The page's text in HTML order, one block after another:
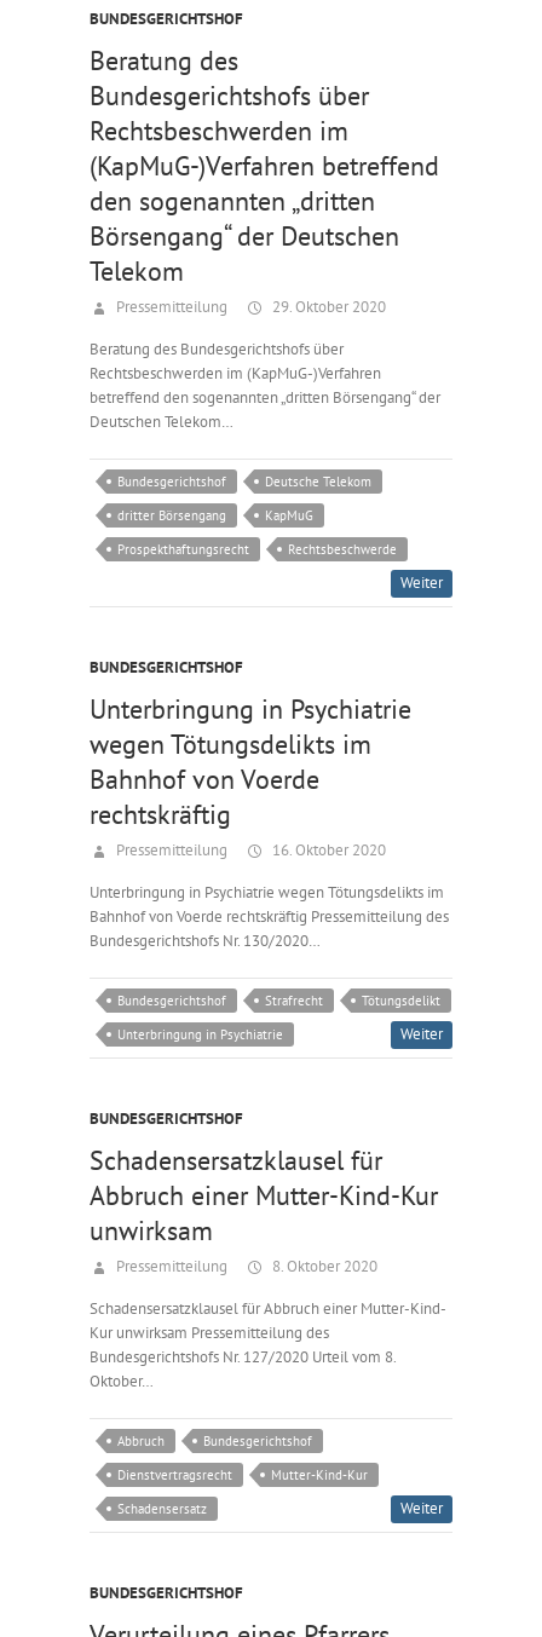
BUNDESGERICHTSHOF
Beratung des
Bundesgerichtshofs über
Rechtsbeschwerden im
(KapMuG-)Verfahren betreffend
den sogenannten „dritten
Börsengang“ der Deutschen
Telekom
Pressemitteilung 29. Oktober 2020
Beratung des Bundesgerichtshofs über
Rechtsbeschwerden im (KapMuG-)Verfahren
betreffend den sogenannten „dritten Börsengang“ der
Deutschen Telekom…
Bundesgerichtshof
Deutsche Telekom
dritter Börsengang
KapMuG
Prospekthaftungsrecht
Rechtsbeschwerde
Weiter
BUNDESGERICHTSHOF
Unterbringung in Psychiatrie
wegen Tötungsdelikts im
Bahnhof von Voerde
rechtskräftig
Pressemitteilung 16. Oktober 2020
Unterbringung in Psychiatrie wegen Tötungsdelikts im
Bahnhof von Voerde rechtskräftig Pressemitteilung des
Bundesgerichtshofs Nr. 130/2020…
Bundesgerichtshof Strafrecht
Tötungsdelikt
Unterbringung in Psychiatrie
Weiter
BUNDESGERICHTSHOF
Schadensersatzklausel für
Abbruch einer Mutter-Kind-Kur
unwirksam
Pressemitteilung 8. Oktober 2020
Schadensersatzklausel für Abbruch einer Mutter-Kind-
Kur unwirksam Pressemitteilung des
Bundesgerichtshofs Nr. 127/2020 Urteil vom 8.
Oktober…
Abbruch
Bundesgerichtshof
Dienstvertragsrecht
Mutter-Kind-Kur
Schadensersatz
Weiter
BUNDESGERICHTSHOF